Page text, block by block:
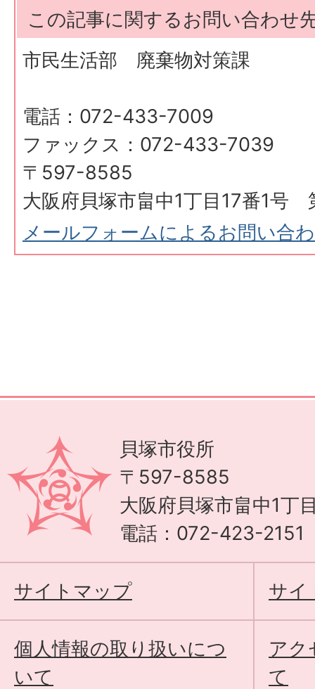
この記事に関するお問い合わせ
市民生活部 廃棄物対策課
電話：072-433-7009
ファックス：072-433-7039
〒597-8585
大阪府貝塚市畠中1丁目17番1号
メールフォームによるお問い合
貝塚市役所
〒597-8585
大阪府貝塚市畠中1丁
電話：072-423-2151
サイトマップ サイ
個人情報の取り扱いにつ
いて
アク
て